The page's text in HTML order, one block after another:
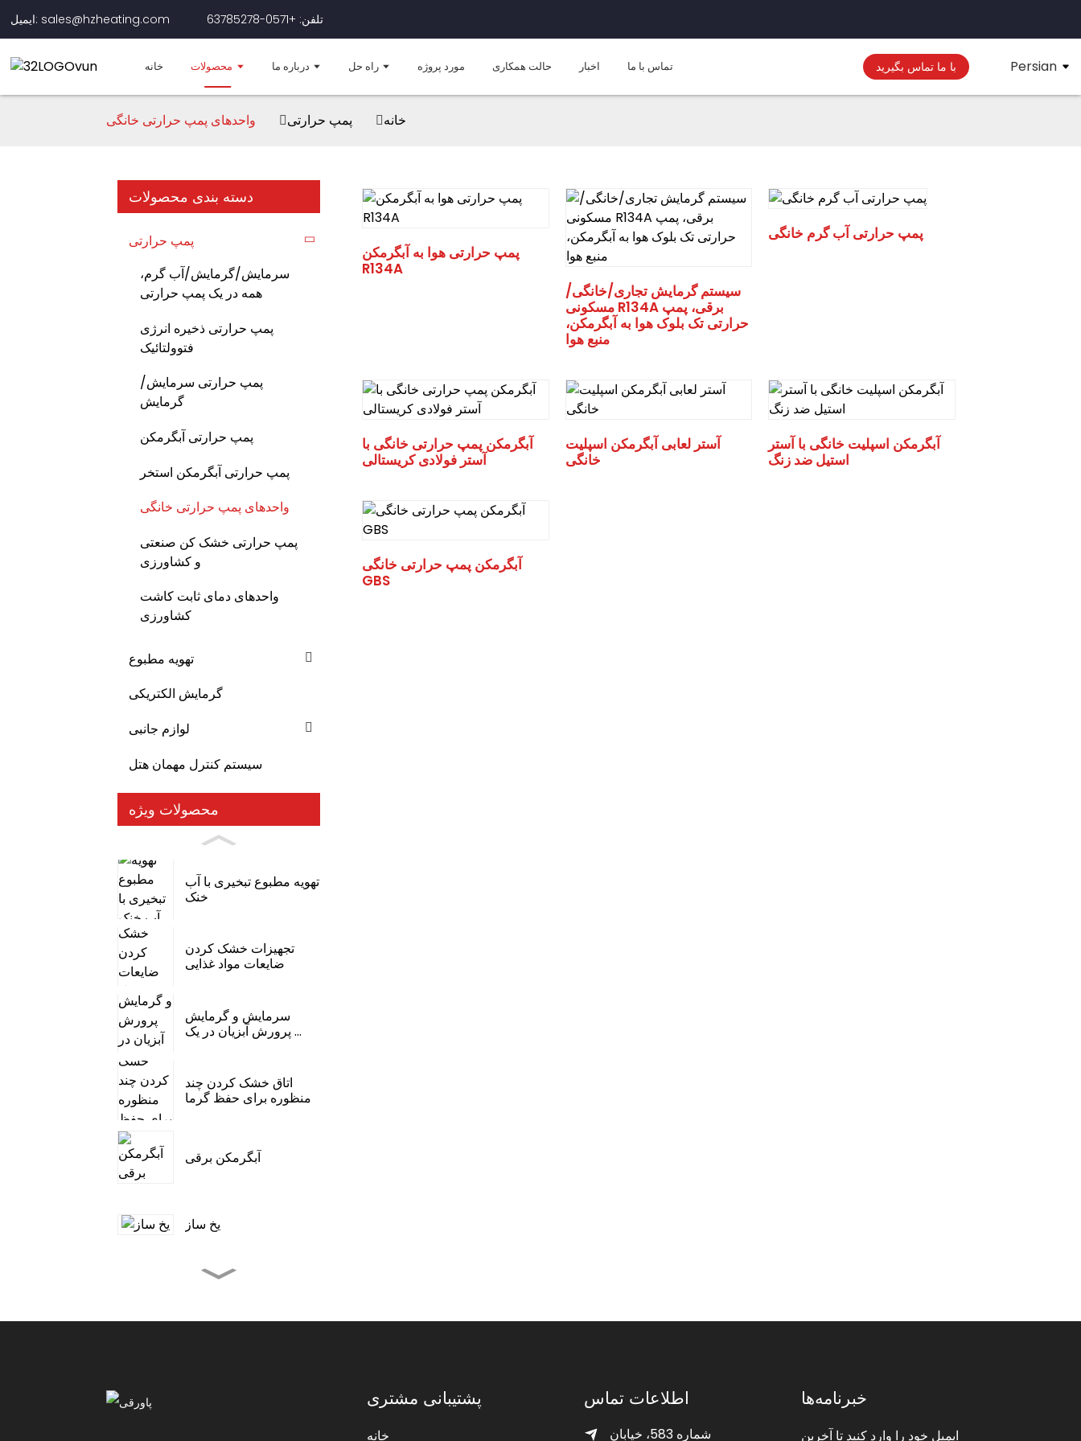
ایمیل: sales@hzheating.com تلفن: +0571-63785278
خانه محصولات درباره ما راه حل مورد پروژه حالت همکاری اخبار تماس با ما با ما تماس بگیرید Persian
خانه پمپ حرارتی واحدهای پمپ حرارتی خانگی
دسته بندی محصولات
پمپ حرارتی
سرمایش/گرمایش/آب گرم،
همه در یک پمپ حرارتی
پمپ حرارتی ذخیره انرژی
فتوولتائیک
پمپ حرارتی سرمایش/
گرمایش
پمپ حرارتی آبگرمکن
پمپ حرارتی آبگرمکن استخر
واحدهای پمپ حرارتی خانگی
پمپ حرارتی خشک کن صنعتی
و کشاورزی
واحدهای دمای ثابت کاشت
کشاورزی
تهویه مطبوع
گرمایش الکتریکی
لوازم جانبی
سیستم کنترل مهمان هتل
محصولات ویژه
تهویه مطبوع تبخیری با آب
خنک
تجهیزات خشک کردن
ضایعات مواد غذایی
سرمایش و گرمایش
پرورش آبزیان در یک ...
اتاق خشک کردن چند
منظوره برای حفظ گرما
آبگرمکن برقی
یخ ساز
تهویه مطبوع چادر کمپینگ
پمپ حرارتی هوا به آبگرمکن
R134A
سیستم گرمایش تجاری/خانگی/
مسکونی R134A برقی، پمپ
حرارتی تک بلوک هوا به آبگرمکن،
منبع هوا
پمپ حرارتی آب گرم خانگی
آبگرمکن پمپ حرارتی خانگی با
آستر فولادی کریستالی
آستر لعابی آبگرمکن اسپلیت
خانگی
آبگرمکن اسپلیت خانگی با آستر
استیل ضد زنگ
آبگرمکن پمپ حرارتی خانگی
GBS
پشتیبانی مشتری
خانه
اطلاعات تماس
شماره 583، خیابان
خبرنامه‌ها
ایمیل خود را وارد کنید تا آخرین